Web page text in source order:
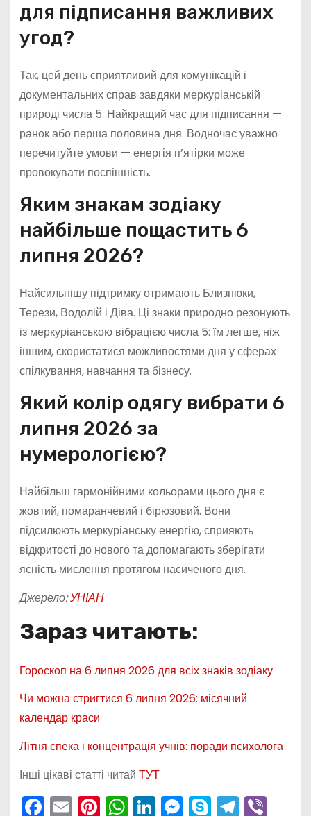
для підписання важливих
угод?
Так, цей день сприятливий для комунікацій і
документальних справ завдяки меркуріанській
природі числа 5. Найкращий час для підписання —
ранок або перша половина дня. Водночас уважно
перечитуйте умови — енергія п’ятірки може
провокувати поспішність.
Яким знакам зодіаку
найбільше пощастить 6
липня 2026?
Найсильнішу підтримку отримають Близнюки,
Терези, Водолій і Діва. Ці знаки природно резонують
із меркуріанською вібрацією числа 5: їм легше, ніж
іншим, скористатися можливостями дня у сферах
спілкування, навчання та бізнесу.
Який колір одягу вибрати 6
липня 2026 за
нумерологією?
Найбільш гармонійними кольорами цього дня є
жовтий, помаранчевий і бірюзовий. Вони
підсилюють меркуріанську енергію, сприяють
відкритості до нового та допомагають зберігати
ясність мислення протягом насиченого дня.
Джерело:УНІАН
Зараз читають:
Гороскоп на 6 липня 2026 для всіх знаків зодіаку
Чи можна стригтися 6 липня 2026: місячний
календар краси
Літня спека і концентрація учнів: поради психолога
Інші цікаві статті читай ТУТ
F E Pi W Li M S T Vi